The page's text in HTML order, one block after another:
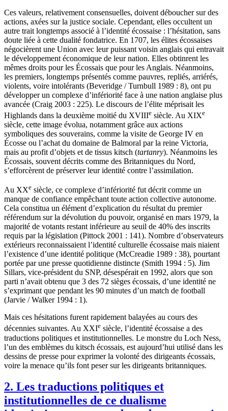
Ces valeurs, relativement consensuelles, doivent déboucher sur des
actions, axées sur la justice sociale. Cependant, elles occultent un
autre trait longtemps associé à l’identité écossaise : l’hésitation, sans
doute liée à cette dualité fondatrice. En 1707, les élites écossaises
négocièrent une Union avec leur puissant voisin anglais qui entravait
le développement économique de leur nation. Elles obtinrent les
mêmes droits pour les Écossais que pour les Anglais. Néanmoins,
les premiers, longtemps présentés comme pauvres, repliés, arriérés,
violents, voire intolérants (Beveridge / Turnbull 1989 : 8), ont pu
développer un complexe d’infériorité face à une nation anglaise plus
avancée (Craig 2003 : 225). Le discours de l’élite méprisait les
Highlands dans la deuxième moitié du XVIIIe siècle. Au XIXe
siècle, cette image évolua, notamment grâce aux actions
symboliques des souverains, comme la visite de George IV en
Écosse ou l’achat du domaine de Balmoral par la reine Victoria,
mais au profit d’objets et de tissus kitsch (tartanry). Néanmoins les
Écossais, souvent décrits comme des Britanniques du Nord,
s’efforcèrent de préserver leur identité contre l’assimilation.
Au XXe siècle, ce complexe d’infériorité fut décrit comme un
manque de confiance empêchant toute action collective autonome.
Cela constitua un élément d’explication du résultat du premier
référendum sur la dévolution du pouvoir, organisé en mars 1979, la
majorité de votants restant inférieure au seuil de 40% des inscrits
requis par la législation (Pittock 2001 : 141). Nombre d’observateurs
extérieurs reconnaissaient l’identité culturelle écossaise mais niaient
l’existence d’une identité politique (McCreadie 1989 : 38), pourtant
portée par une presse quotidienne distincte (Smith 1994 : 5). Jim
Sillars, vice-président du SNP, désespérait en 1992, alors que son
parti n’avait obtenu que 3 des 72 sièges écossais, d’une identité ne
s’exprimant que pendant les 90 minutes d’un match de football
(Jarvie / Walker 1994 : 1).
Mais ces hésitations furent rapidement balayées au cours des
décennies suivantes. Au XXIe siècle, l’identité écossaise a des
traductions politiques et institutionnelles. Le monstre du Loch Ness,
l’un des emblèmes du kitsch écossais, est aujourd’hui utilisé dans les
dessins de presse pour exprimer la volonté des dirigeants écossais,
voire la menace qu’ils font peser sur les dirigeants britanniques.
2. Les traductions politiques et
institutionnelles de ce dualisme